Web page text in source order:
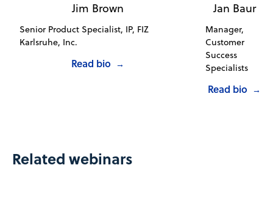
Jim Brown
Senior Product Specialist, IP, FIZ
Karlsruhe, Inc.
Read bio →
Jan Baur
Manager,
Customer
Success
Specialists
Read bio →
Related webinars